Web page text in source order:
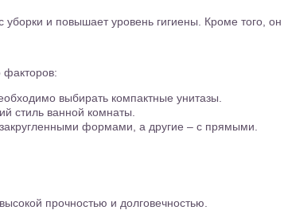
уборки и повышает уровень гигиены. Кроме того,
факторов:
выбирать компактные унитазы.
стиль ванной комнаты.
формами, а другие – с прямыми.
прочностью и долговечностью.